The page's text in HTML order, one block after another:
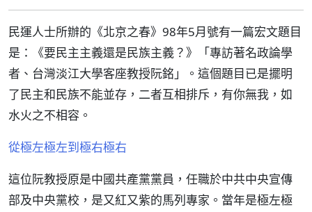
民運人士所辦的《北京之春》98年5月號有一篇宏文題目
是：《要民主主義還是民族主義？》「專訪著名政論學
者、台灣淡江大學客座教授阮銘」。這個題目已是擺明
了民主和民族不能並存，二者互相排斥，有你無我，如
水火之不相容。
從極左極左到極右極右
這位阮教授原是中國共產黨黨員，任職於中共中央宣傳
部及中央黨校，是又紅又紫的馬列專家。當年是極左極